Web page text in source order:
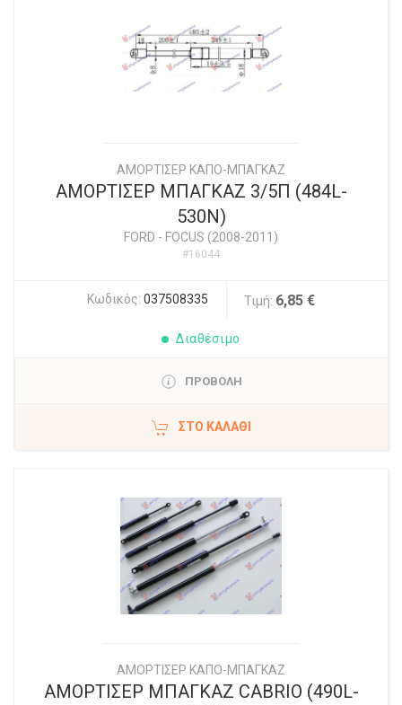
ΑΜΟΡΤΙΣΕΡ ΚΑΠΟ-ΜΠΑΓΚΑΖ
ΑΜΟΡΤΙΣΕΡ ΜΠΑΓΚΑΖ 3/5Π (484L-
530N)
FORD - FOCUS (2008-2011)
#16044
Κωδικός: 037508335 Τιμή: 6,85 €
Διαθέσιμο
ΠΡΟΒΟΛΗ
ΣΤΟ ΚΑΛΆΘΙ
ΑΜΟΡΤΙΣΕΡ ΚΑΠΟ-ΜΠΑΓΚΑΖ
ΑΜΟΡΤΙΣΕΡ ΜΠΑΓΚΑΖ CABRIO (490L-